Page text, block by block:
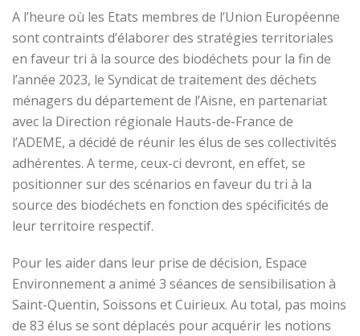
A l’heure où les Etats membres de l’Union Européenne
sont contraints d’élaborer des stratégies territoriales
en faveur tri à la source des biodéchets pour la fin de
l’année 2023, le Syndicat de traitement des déchets
ménagers du département de l’Aisne, en partenariat
avec la Direction régionale Hauts-de-France de
l’ADEME, a décidé de réunir les élus de ses collectivités
adhérentes. A terme, ceux-ci devront, en effet, se
positionner sur des scénarios en faveur du tri à la
source des biodéchets en fonction des spécificités de
leur territoire respectif.
Pour les aider dans leur prise de décision, Espace
Environnement a animé 3 séances de sensibilisation à
Saint-Quentin, Soissons et Cuirieux. Au total, pas moins
de 83 élus se sont déplacés pour acquérir les notions